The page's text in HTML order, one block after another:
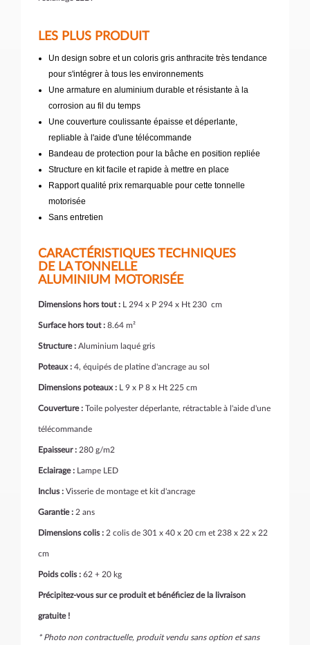
LES PLUS PRODUIT
Un design sobre et un coloris gris anthracite très tendance
pour s'intégrer à tous les environnements
Une armature en aluminium durable et résistante à la
corrosion au fil du temps
Une couverture coulissante épaisse et déperlante,
repliable à l'aide d'une télécommande
Bandeau de protection pour la bâche en position repliée
Structure en kit facile et rapide à mettre en place
Rapport qualité prix remarquable pour cette tonnelle
motorisée
Sans entretien
CARACTÉRISTIQUES TECHNIQUES
DE LA TONNELLE
ALUMINIUM MOTORISÉE
Dimensions hors tout : L 294 x P 294 x Ht 230 cm
Surface hors tout : 8.64 m²
Structure : Aluminium laqué gris
Poteaux : 4, équipés de platine d'ancrage au sol
Dimensions poteaux : L 9 x P 8 x Ht 225 cm
Couverture : Toile polyester déperlante, rétractable à l'aide d'une
télécommande
Epaisseur : 280 g/m2
Eclairage : Lampe LED
Inclus : Visserie de montage et kit d'ancrage
Garantie : 2 ans
Dimensions colis : 2 colis de 301 x 40 x 20 cm et 238 x 22 x 22
cm
Poids colis : 62 + 20 kg
Précipitez-vous sur ce produit et bénéficiez de la livraison
gratuite !
* Photo non contractuelle, produit vendu sans option et sans